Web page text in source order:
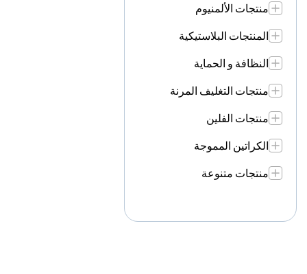
منتجات الألمنيوم
المنتجات البلاستيكية
النظافة و الحماية
منتجات التغليف المرنة
منتجات الفلين
الكراتين المموجة
منتجات متنوعة